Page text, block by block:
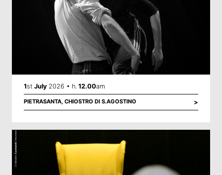
1st July 2026 • h. 12.00am
PIETRASANTA, CHIOSTRO DI S.AGOSTINO >